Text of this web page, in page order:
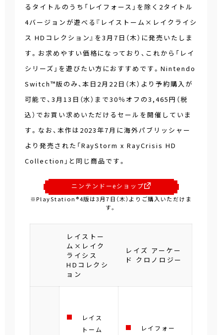
るタイトルのうち「レイフォース」を除く2タイトル
4バージョンが遊べる『レイストーム×レイクライシ
ス HDコレクション』を3月7日（木）に発売いたしま
す。お求めやすい価格になっており、これから「レイ
シリーズ」を遊びたい方におすすめです。Nintendo
Switch™版のみ、本日2月22日（木）より予約購入が
可能で、3月13日（水）まで30％オフの3,465円（税
込）でお買い求めいただけるセールを開催していま
す。なお、本作は2023年7月に海外パブリッシャー
より発売された「RayStorm x RayCrisis HD
Collection」と同じ商品です。
ニンテンドーeショップ
※PlayStation®4版は3月7日（木）よりご購入いただけま
す。
レイストー
ム×レイク
ライシス
HDコレクシ
ョン
レイズ アーケー
ド クロノロジー
レイス
トーム
レイフォー